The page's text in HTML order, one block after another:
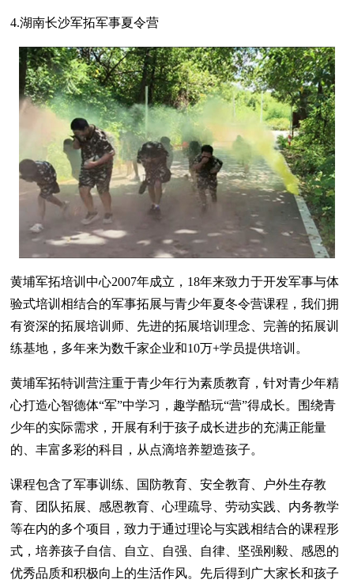
4.湖南长沙军拓军事夏令营
黄埔军拓培训中心2007年成立，18年来致力于开发军事与体
验式培训相结合的军事拓展与青少年夏冬令营课程，我们拥
有资深的拓展培训师、先进的拓展培训理念、完善的拓展训
练基地，多年来为数千家企业和10万+学员提供培训。
黄埔军拓特训营注重于青少年行为素质教育，针对青少年精
心打造心智德体“军”中学习，趣学酷玩“营”得成长。围绕青
少年的实际需求，开展有利于孩子成长进步的充满正能量
的、丰富多彩的科目，从点滴培养塑造孩子。
课程包含了军事训练、国防教育、安全教育、户外生存教
育、团队拓展、感恩教育、心理疏导、劳动实践、内务教学
等在内的多个项目，致力于通过理论与实践相结合的课程形
式，培养孩子自信、自立、自强、自律、坚强刚毅、感恩的
优秀品质和积极向上的生活作风。先后得到广大家长和孩子